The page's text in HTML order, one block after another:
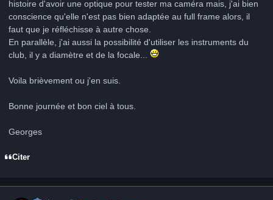
histoire d'avoir une optique pour tester ma caméra mais, j'ai bien
conscience qu'elle n'est pas bien adaptée au full frame alors, il
faut que je réfléchisse à autre chose.
En parallèle, j'ai aussi la possibilité d'utiliser les instruments du
club, il y a diamètre et de la focale...
Voila brièvement ou j'en suis.
Bonne journée et bon ciel à tous.
Georges
Citer